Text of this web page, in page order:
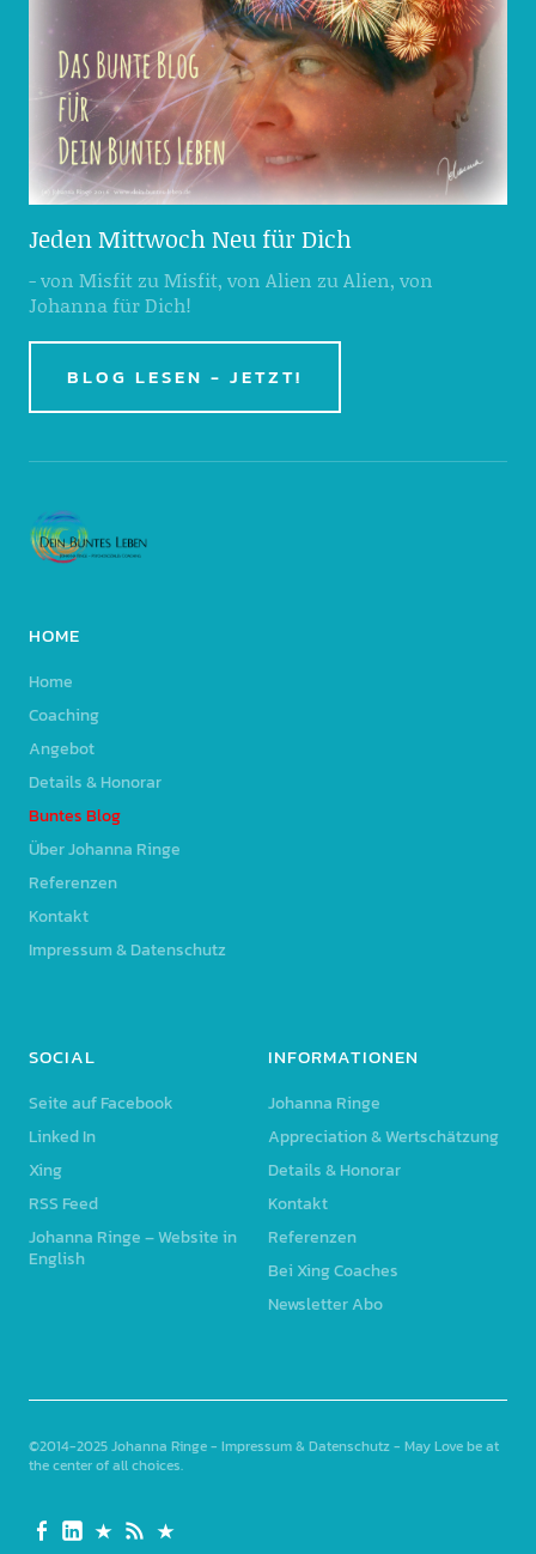
Jeden Mittwoch Neu für Dich
- von Misfit zu Misfit, von Alien zu Alien, von
Johanna für Dich!
BLOG LESEN - JETZT!
HOME
Home
Coaching
Angebot
Details & Honorar
Buntes Blog
Über Johanna Ringe
Referenzen
Kontakt
Impressum & Datenschutz
SOCIAL
Seite auf Facebook
Linked In
Xing
RSS Feed
Johanna Ringe – Website in
English
INFORMATIONEN
Johanna Ringe
Appreciation & Wertschätzung
Details & Honorar
Kontakt
Referenzen
Bei Xing Coaches
Newsletter Abo
©2014-2025Johanna Ringe- Impressum & Datenschutz- May Love be at
the center of all choices